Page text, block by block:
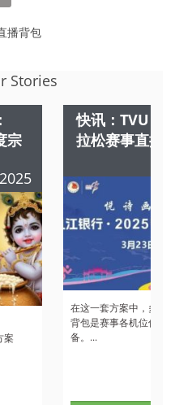
播背包
Stories
宗
案
快讯：TVU 方
拉松赛事直播
在这一套方案中，多部
背包是赛事各机位信号
备。...